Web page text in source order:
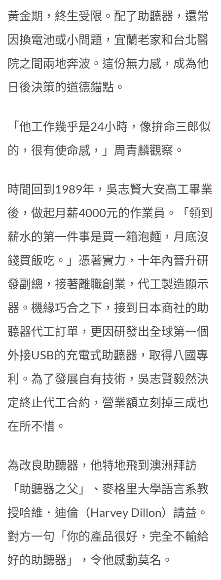
黃金期，終生受限。配了助聽器，還常
因換電池或小問題，宜蘭老家和台北醫
院之間兩地奔波。這份無力感，成為他
日後決策的道德錨點。
「他工作幾乎是24小時，像拚命三郎似
的，很有使命感，」周青麟觀察。
時間回到1989年，吳志賢大安高工畢業
後，做起月薪4000元的作業員。「領到
薪水的第一件事是買一箱泡麵，月底沒
錢買飯吃。」憑著實力，十年內晉升研
發副總，接著離職創業，代工製造顯示
器。機緣巧合之下，接到日本商社的助
聽器代工訂單，更因研發出全球第一個
外接USB的充電式助聽器，取得八國專
利。為了發展自有技術，吳志賢毅然決
定終止代工合約，營業額立刻掉三成也
在所不惜。
為改良助聽器，他特地飛到澳洲拜訪
「助聽器之父」、麥格里大學語言系教
授哈維．迪倫（Harvey Dillon）請益。
對方一句「你的產品很好，完全不輸給
好的助聽器」，令他感動莫名。